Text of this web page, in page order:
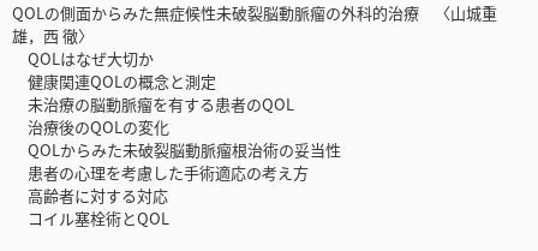
QOLの側面からみた無症候性未破裂脳動脈瘤の外科的治療 〈山城重
雄，西 徹〉
QOLはなぜ大切か
健康関連QOLの概念と測定
未治療の脳動脈瘤を有する患者のQOL
治療後のQOLの変化
QOLからみた未破裂脳動脈瘤根治術の妥当性
患者の心理を考慮した手術適応の考え方
高齢者に対する対応
コイル塞栓術とQOL